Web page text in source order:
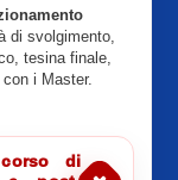
di svolgimento,
tesina finale,
i Master.
di